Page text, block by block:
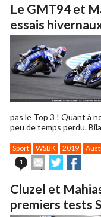
à
un
ami
Le GMT94 et
essais
pas le Top 3 ! Quant à
peu de temps perdu.
Sport WSBK 2019
1
Envoyer
cet
à
un
ami
Partager
sur sur
Cluzel et
premiers tests